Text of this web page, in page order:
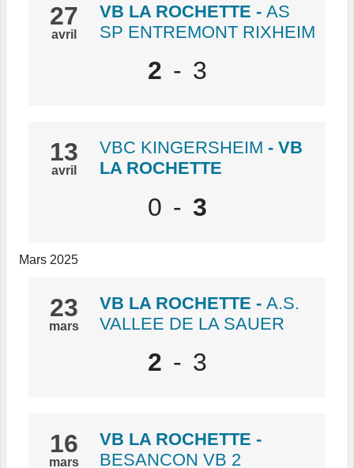
27
avril
VB LA ROCHETTE - AS
SP ENTREMONT RIXHEIM
2 - 3
13
avril
VBC KINGERSHEIM - VB
LA ROCHETTE
0 - 3
Mars 2025
23
mars
VB LA ROCHETTE - A.S.
VALLEE DE LA SAUER
2 - 3
16
mars
VB LA ROCHETTE -
BESANCON VB 2